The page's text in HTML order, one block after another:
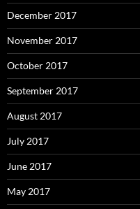
December 2017
November 2017
October 2017
September 2017
August 2017
July 2017
June 2017
May 2017